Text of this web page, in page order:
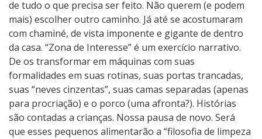
de tudo o que precisa ser feito. Não querem (e podem
mais) escolher outro caminho. Já até se acostumaram
com chaminé, de vista imponente e gigante de dentro
da casa. “Zona de Interesse” é um exercício narrativo.
De os transformar em máquinas com suas
formalidades em suas rotinas, suas portas trancadas,
suas “neves cinzentas”, suas camas separadas (apenas
para procriação) e o porco (uma afronta?). Histórias
são contadas a crianças. Nossa pausa de novo. Será
que esses pequenos alimentarão a “filosofia de limpeza